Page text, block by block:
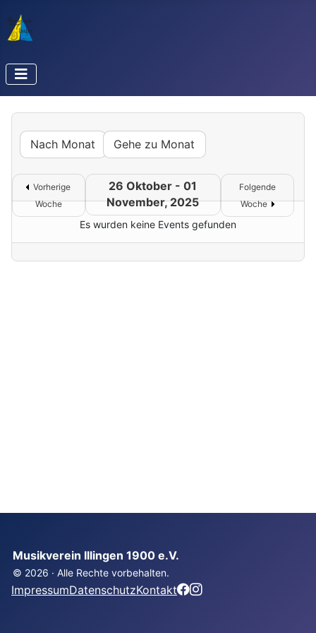
Nach Monat Gehe zu Monat
Vorherige
Woche
26 Oktober - 01
November, 2025
Folgende
Woche
Es wurden keine Events gefunden
Musikverein Illingen 1900 e.V.
© 2026 · Alle Rechte vorbehalten.
ImpressumDatenschutzKontakt